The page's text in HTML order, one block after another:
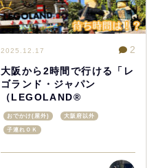
2025.12.17
大阪から2時間で行ける「レ
ゴランド・ジャパン
（LEGOLAND®
Japan）」。土曜のリアル
待ち時間や楽しんだ施設を
一挙ご紹介【Vol.2】
2
おでかけ(屋外) 大阪府以外
子連れＯＫ